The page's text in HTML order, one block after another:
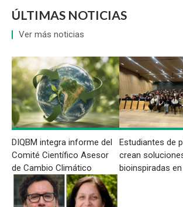
ÚLTIMAS NOTICIAS
Ver más noticias
DIQBM integra informe del
Comité Científico Asesor
de Cambio Climático
Estudiantes de
crean
bioinspiradas